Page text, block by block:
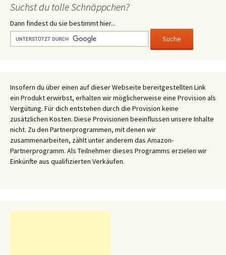
Suchst du tolle Schnäppchen?
Dann findest du sie bestimmt hier...
Insofern du über einen auf dieser Webseite bereitgestellten Link
ein Produkt erwirbst, erhalten wir möglicherweise eine Provision als
Vergütung. Für dich entstehen durch die Provision keine
zusätzlichen Kosten. Diese Provisionen beeinflussen unsere Inhalte
nicht. Zu den Partnerprogrammen, mit denen wir
zusammenarbeiten, zählt unter anderem das Amazon-
Partnerprogramm. Als Teilnehmer dieses Programms erzielen wir
Einkünfte aus qualifizierten Verkäufen.